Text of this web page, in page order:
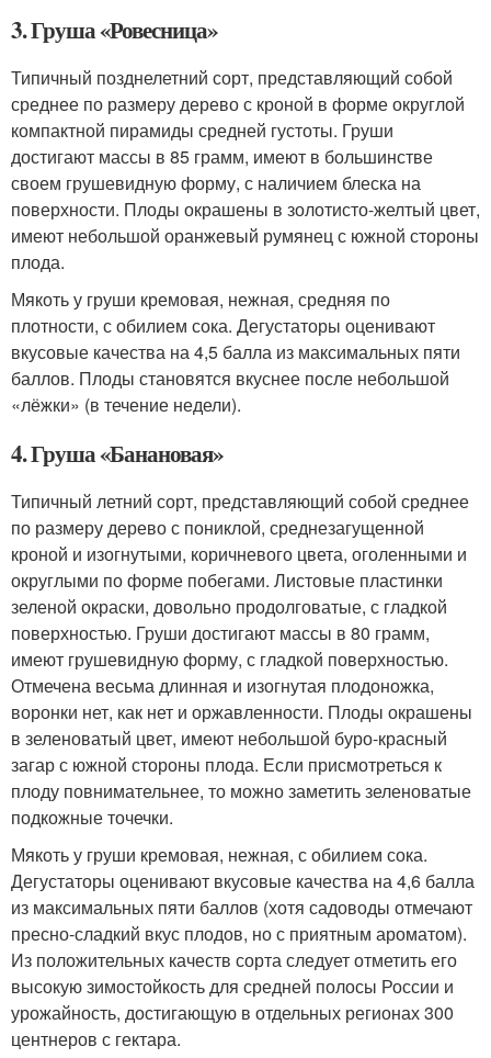
3. Груша «Ровесница»
Типичный позднелетний сорт, представляющий собой
среднее по размеру дерево с кроной в форме округлой
компактной пирамиды средней густоты. Груши
достигают массы в 85 грамм, имеют в большинстве
своем грушевидную форму, с наличием блеска на
поверхности. Плоды окрашены в золотисто-желтый цвет,
имеют небольшой оранжевый румянец с южной стороны
плода.
Мякоть у груши кремовая, нежная, средняя по
плотности, с обилием сока. Дегустаторы оценивают
вкусовые качества на 4,5 балла из максимальных пяти
баллов. Плоды становятся вкуснее после небольшой
«лёжки» (в течение недели).
4. Груша «Банановая»
Типичный летний сорт, представляющий собой среднее
по размеру дерево с пониклой, среднезагущенной
кроной и изогнутыми, коричневого цвета, оголенными и
округлыми по форме побегами. Листовые пластинки
зеленой окраски, довольно продолговатые, с гладкой
поверхностью. Груши достигают массы в 80 грамм,
имеют грушевидную форму, с гладкой поверхностью.
Отмечена весьма длинная и изогнутая плодоножка,
воронки нет, как нет и оржавленности. Плоды окрашены
в зеленоватый цвет, имеют небольшой буро-красный
загар с южной стороны плода. Если присмотреться к
плоду повнимательнее, то можно заметить зеленоватые
подкожные точечки.
Мякоть у груши кремовая, нежная, с обилием сока.
Дегустаторы оценивают вкусовые качества на 4,6 балла
из максимальных пяти баллов (хотя садоводы отмечают
пресно-сладкий вкус плодов, но с приятным ароматом).
Из положительных качеств сорта следует отметить его
высокую зимостойкость для средней полосы России и
урожайность, достигающую в отдельных регионах 300
центнеров с гектара.